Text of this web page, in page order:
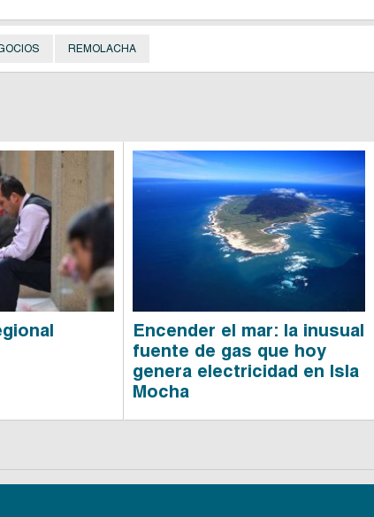
REMOLACHA
Encender el mar: la inusual
fuente de gas que hoy
genera electricidad en Isla
Mocha